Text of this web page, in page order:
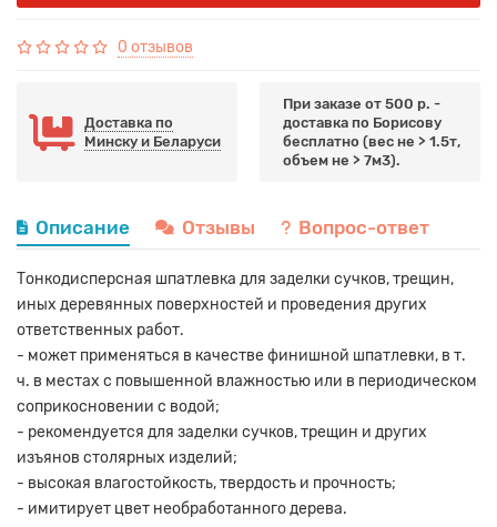
0 отзывов
Доставка по
Минску и Беларуси
При заказе от 500 р. -
доставка по Борисову
бесплатно (вес не > 1.5т,
объем не > 7м3).
Описание Отзывы Вопрос-ответ
Тонкодисперсная шпатлевка для заделки сучков, трещин,
иных деревянных поверхностей и проведения других
ответственных работ.
- может применяться в качестве финишной шпатлевки, в т.
ч. в местах с повышенной влажностью или в периодическом
соприкосновении с водой;
- рекомендуется для заделки сучков, трещин и других
изъянов столярных изделий;
- высокая влагостойкость, твердость и прочность;
- имитирует цвет необработанного дерева.